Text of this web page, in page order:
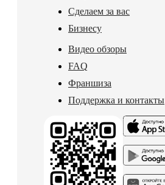
Сделаем за вас
Бизнесу
Видео обзоры
FAQ
Франшиза
Поддержка и контакты